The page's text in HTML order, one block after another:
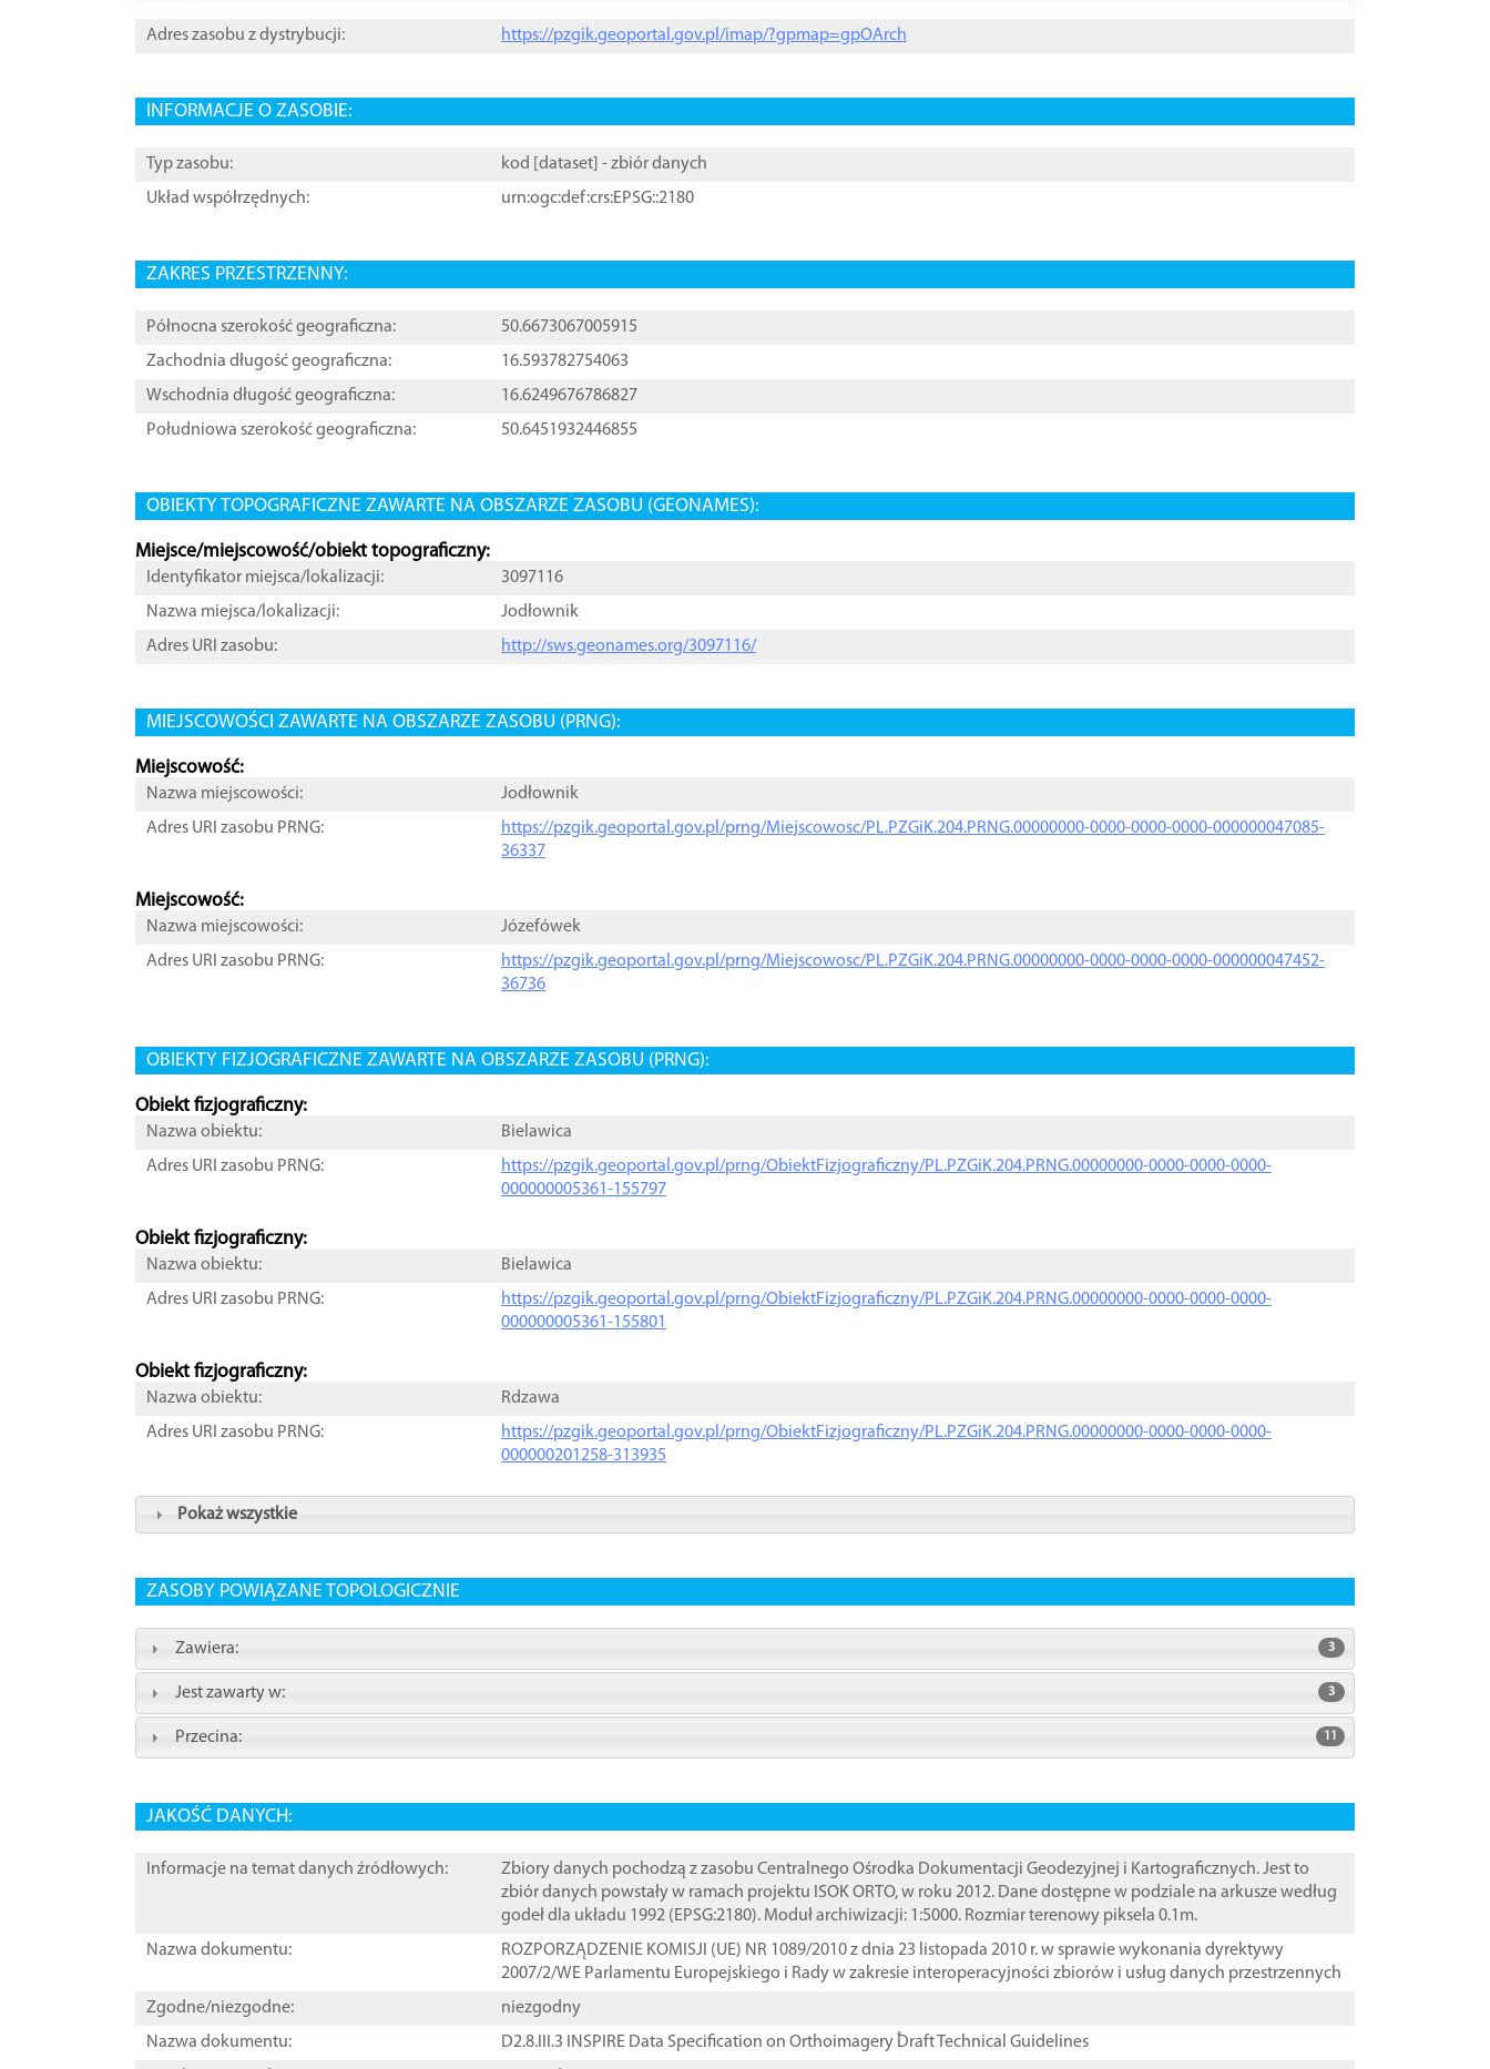
Adres zasobu z dystrybucji: https://pzgik.geoportal.gov.pl/imap/?gpmap=gpOArch
INFORMACJE O ZASOBIE:
Typ zasobu: kod [ dataset ] - zbiór danych
Układ współrzędnych:
urn:ogc:def:crs:EPSG::2180
ZAKRES PRZESTRZENNY:
Północna szerokość geograficzna:
50.6673067005915
Zachodnia długość geograficzna:
16.593782754063
Wschodnia długość geograficzna:
16.6249676786827
Południowa szerokość geograficzna:
50.6451932446855
OBIEKTY TOPOGRAFICZNE ZAWARTE NA OBSZARZE ZASOBU (GEONAMES):
Miejsce/miejscowość/obiekt topograficzny:
Identyfikator miejsca/lokalizacji:
3097116
Nazwa miejsca/lokalizacji:
Jodłownik
Adres URI zasobu:
http://sws.geonames.org/3097116/
MIEJSCOWOŚCI ZAWARTE NA OBSZARZE ZASOBU (PRNG):
Miejscowość:
Nazwa miejscowości:
Jodłownik
Adres URI zasobu PRNG:
https://pzgik.geoportal.gov.pl/prng/Miejscowosc/PL.PZGiK.204.PRNG.00000000-0000-0000-0000-000000047085-
36337
Miejscowość:
Nazwa miejscowości:
Józefówek
Adres URI zasobu PRNG:
https://pzgik.geoportal.gov.pl/prng/Miejscowosc/PL.PZGiK.204.PRNG.00000000-0000-0000-0000-000000047452-
36736
OBIEKTY FIZJOGRAFICZNE ZAWARTE NA OBSZARZE ZASOBU (PRNG):
Obiekt fizjograficzny:
Nazwa obiektu:
Bielawica
Adres URI zasobu PRNG:
https://pzgik.geoportal.gov.pl/prng/ObiektFizjograficzny/PL.PZGiK.204.PRNG.00000000-0000-0000-0000-
000000005361-155797
Obiekt fizjograficzny:
Nazwa obiektu:
Bielawica
Adres URI zasobu PRNG:
https://pzgik.geoportal.gov.pl/prng/ObiektFizjograficzny/PL.PZGiK.204.PRNG.00000000-0000-0000-0000-
000000005361-155801
Obiekt fizjograficzny:
Nazwa obiektu:
Rdzawa
Adres URI zasobu PRNG:
https://pzgik.geoportal.gov.pl/prng/ObiektFizjograficzny/PL.PZGiK.204.PRNG.00000000-0000-0000-0000-
000000201258-313935
Pokaż wszystkie
ZASOBY POWIĄZANE TOPOLOGICZNIE
Zawiera: 3
Jest zawarty w: 3
Przecina: 11
JAKOŚĆ DANYCH:
Informacje na temat danych źródłowych:
Zbiory danych pochodzą z zasobu Centralnego Ośrodka Dokumentacji Geodezyjnej i Kartograficznych. Jest to
zbiór danych powstały w ramach projektu ISOK ORTO, w roku 2012. Dane dostępne w podziale na arkusze według
godeł dla układu 1992 (EPSG:2180). Moduł archiwizacji: 1:5000. Rozmiar terenowy piksela 0.1m.
Nazwa dokumentu:
ROZPORZĄDZENIE KOMISJI (UE) NR 1089/2010 z dnia 23 listopada 2010 r. w sprawie wykonania dyrektywy
2007/2/WE Parlamentu Europejskiego i Rady w zakresie interoperacyjności zbiorów i usług danych przestrzennych
Zgodne/niezgodne:
niezgodny
Nazwa dokumentu:
D2.8.III.3 INSPIRE Data Specification on Orthoimagery ֠Draft Technical Guidelines